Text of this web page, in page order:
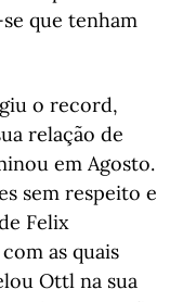
que tenham
o record,
relação de
em Agosto.
sem respeito e
Felix
as quais
Ottl na sua